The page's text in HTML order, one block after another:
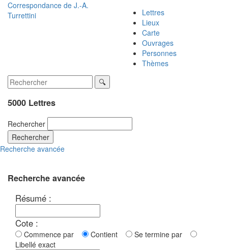
Correspondance de J.-A.
Turrettini
Lettres
Lieux
Carte
Ouvrages
Personnes
Thèmes
5000 Lettres
Rechercher
Rechercher
Recherche avancée
Recherche avancée
Résumé :
Cote :
Commence par Contient
Se termine par
Libellé exact